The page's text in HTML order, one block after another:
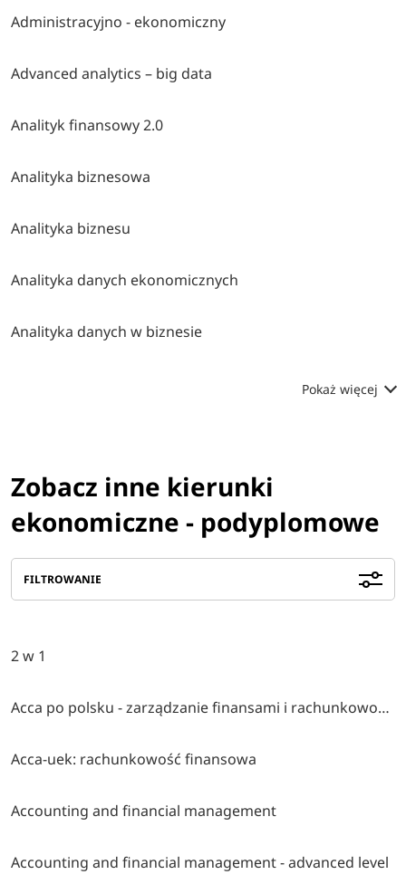
Administracyjno - ekonomiczny
Advanced analytics – big data
Analityk finansowy 2.0
Analityka biznesowa
Analityka biznesu
Analityka danych ekonomicznych
Analityka danych w biznesie
Pokaż więcej
Zobacz inne kierunki
ekonomiczne - podyplomowe
FILTROWANIE
2 w 1
Acca po polsku - zarządzanie finansami i rachunkowość w środowisku międzynarodowym
Acca-uek: rachunkowość finansowa
Accounting and financial management
Accounting and financial management - advanced level